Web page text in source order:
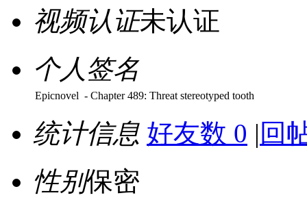
视频认证未认证
个人签名
Epicnovel - Chapter 489: Threat stereotyped tooth
统计信息 好友数 0 | 回
性别保密